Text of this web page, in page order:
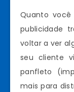
Quanto
publicidade
voltar a ver
seu cliente
panfleto
mais para